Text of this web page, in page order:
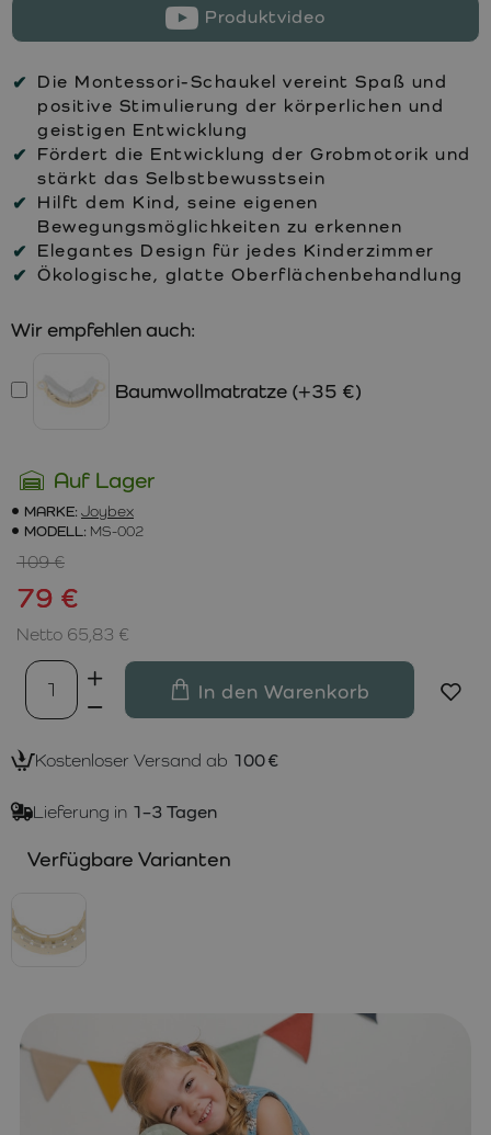
Produktvideo
Die Montessori-Schaukel vereint Spaß und
positive Stimulierung der körperlichen und
geistigen Entwicklung
Fördert die Entwicklung der Grobmotorik und
stärkt das Selbstbewusstsein
Hilft dem Kind, seine eigenen
Bewegungsmöglichkeiten zu erkennen
Elegantes Design für jedes Kinderzimmer
Ökologische, glatte Oberflächenbehandlung
Auf Lager
MARKE: Joybex
MODELL: MS-002
79 €
109 €
Netto 65,83 €
Wir empfehlen auch:
Baumwollmatratze (+35 €)
In den Warenkorb
Kostenloser Versand ab 100 €
Lieferung in 1–3 Tagen
Verfügbare Varianten